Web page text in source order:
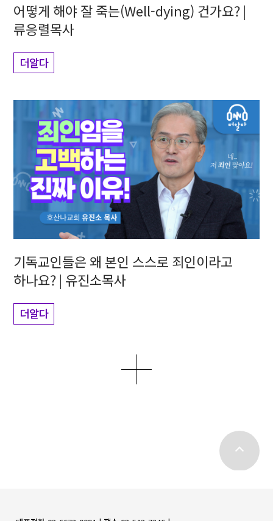
어떻게 해야 잘 죽는(Well-dying) 건가요? |
류응렬목사
더알다
기독교인들은 왜 본인 스스로 죄인이라고
하나요? | 유진소목사
더알다